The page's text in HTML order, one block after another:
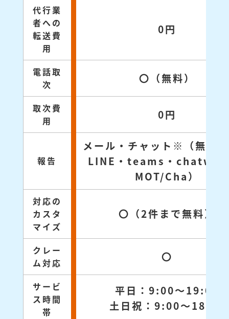
代行業
者への
転送費
用
0円
電話取
次
〇（無料）
取次費
用
0円
報告
メール・チャット※（無料
LINE・teams・
MOT/Cha）
対応の
カスタ
マイズ
〇（2件まで無料）
クレー
ム対応
〇
サービ
ス時間
帯
平日：9:00～19:00
土日祝：9:00～18:00